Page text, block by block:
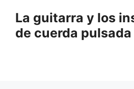
contenido
La guitarra y los
de cuerda pulsada